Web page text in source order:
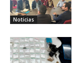
Noticias